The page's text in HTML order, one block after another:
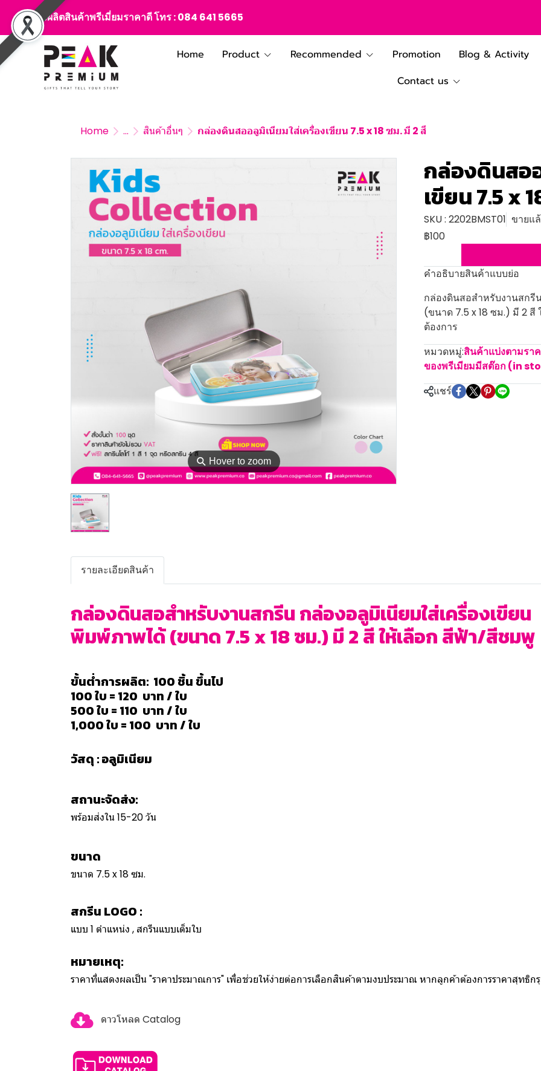
สั่งผลิตสินค้าพรีเมี่ยมราคาดี โทร :084 641 5665
Home Product Recommended Promotion Blog & Activity
Contact us
Home ... สินค้าอื่นๆ กล่องดินสออลูมิเนียมใส่เครื่องเขียน 7.5 x 18 ซม. มี 2 สี
⚲ Hover to zoom
กล่องดินสอ
เขียน 7.5 x
SKU : 2202BMST01 ขายแ
฿100
คำอธิบายสินค้าแบบย่อ
กล่องดินสอสำหรับงานสกรี
(ขนาด 7.5 x 18 ซม.) มี 2
ต้องการ
หมวดหมู่:สินค้าแบ่งตามรา
ของพรีเมียมมีสต๊อก (in
แชร์
รายละเอียดสินค้า
กล่องดินสอสำหรับงานสกรีน กล่องอลูมิเนียมใส่เครื่องเขียน
พิมพ์ภาพได้ (ขนาด 7.5 x 18 ซม.) มี 2 สี ให้เลือก สีฟ้า/สีชมพู
ขั้นต่ำการผลิต: 100 ชิ้น ขึ้นไป
100 ใบ = 120 บาท / ใบ
500 ใบ = 110 บาท / ใบ
1,000 ใบ = 100 บาท / ใบ
วัสดุ : อลูมิเนียม
สถานะจัดส่ง:
พร้อมส่งใน 15-20 วัน
ขนาด
ขนาด 7.5 x 18 ซม.
สกรีน LOGO :
แบบ 1 ตำแหน่ง , สกรีนแบบเต็มใบ
หมายเหตุ:
ราคาที่แสดงผลเป็น "ราคาประมาณการ" เพื่อช่วยให้ง่ายต่อการเลือกสินค้าตามงบประมาณ หากลูกค้าต้องการราคาสุทธิ
ดาวโหลด Catalog